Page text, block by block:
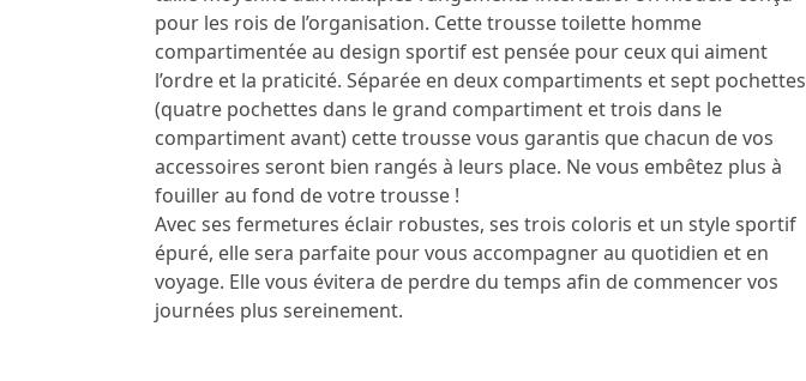
pour les rois de l’organisation. Cette trousse toilette homme
compartimentée au design sportif est pensée pour ceux qui aiment
l’ordre et la praticité. Séparée en deux compartiments et sept pochettes
(quatre pochettes dans le grand compartiment et trois dans le
compartiment avant) cette trousse vous garantis que chacun de vos
accessoires seront bien rangés à leurs place. Ne vous embêtez plus à
fouiller au fond de votre trousse !
Avec ses fermetures éclair robustes, ses trois coloris et un style sportif
épuré, elle sera parfaite pour vous accompagner au quotidien et en
voyage. Elle vous évitera de perdre du temps afin de commencer vos
journées plus sereinement.